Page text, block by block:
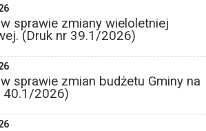
sprawie zmiany wieloletniej
(Druk nr 39.1/2026)
sprawie zmian budżetu Gminy na
40.1/2026)